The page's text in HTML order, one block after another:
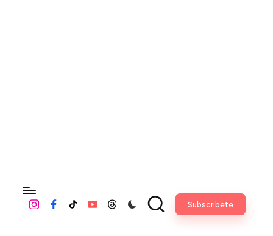
InstagramFacebookTiktokYoutubeThreads Subscribete